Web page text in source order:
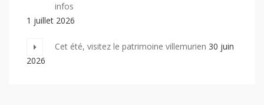
infos
1 juillet 2026
Cet été, visitez le patrimoine villemurien 30 juin
2026